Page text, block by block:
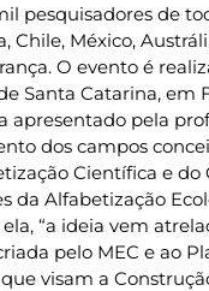
pesquisadores de
Chile, México,
O evento é
Santa Catarina, em
apresentado pela
dos campos
Científica e do
da Alfabetização
“a ideia vem
pelo MEC e ao
visam a